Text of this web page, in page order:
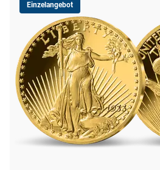
Einzelangebot